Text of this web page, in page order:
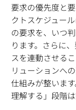
要求の優先度と
クトスケジュー
の要求を、いつ
ります。さらに
スを連動させる
リューションへ
仕組みが整いま
理解する」段階